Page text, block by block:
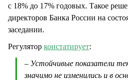
с 18% до 17% годовых. Такое
директоров Банка России на
заседании.
Регулятор констатирует:
– Устойчивые показатели
значимо не изменились и в